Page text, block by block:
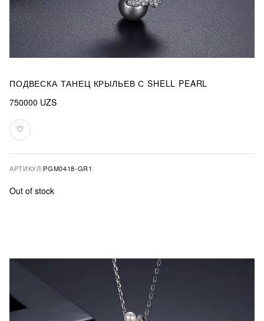
ПОДВЕСКА ТАНЕЦ КРЫЛЬЕВ С SHELL PEARL
750000 UZS
♡
В
избранное
АРТИКУЛ:PGM0418-GR1
Out of stock